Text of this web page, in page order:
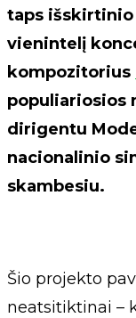
taps išskirtinio
vienintelį
kompozitorius
populiariosios
dirigentu
nacionalinio
skambesiu.
Šio projekto
neatsitiktinai –